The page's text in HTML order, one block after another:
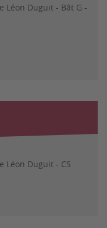
Léon Duguit - Bât G -
Léon Duguit - CS